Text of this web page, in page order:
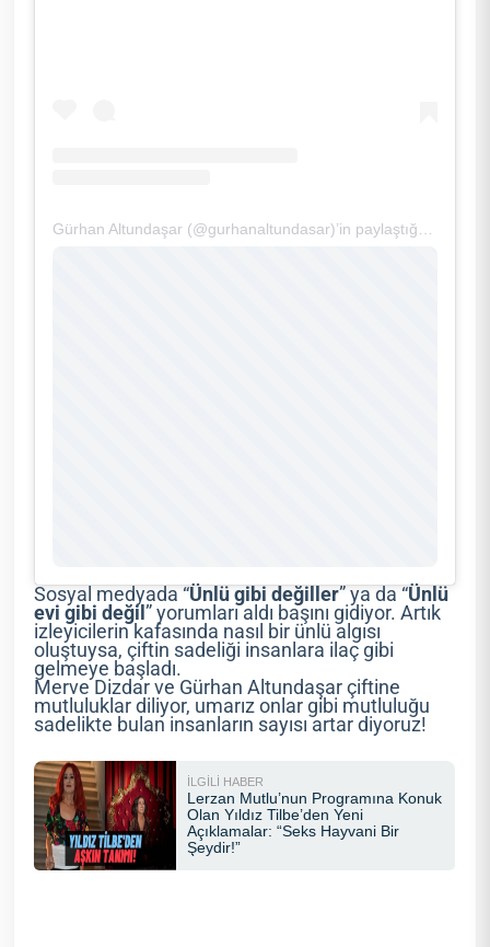
Gürhan Altundaşar (@gurhanaltundasar)’in paylaştığı bir gönderi
Sosyal medyada “Ünlü gibi değiller” ya da “Ünlü
evi gibi değil” yorumları aldı başını gidiyor. Artık
izleyicilerin kafasında nasıl bir ünlü algısı
oluştuysa, çiftin sadeliği insanlara ilaç gibi
gelmeye başladı.
Merve Dizdar ve Gürhan Altundaşar çiftine
mutluluklar diliyor, umarız onlar gibi mutluluğu
sadelikte bulan insanların sayısı artar diyoruz!